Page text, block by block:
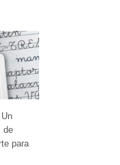
de
para